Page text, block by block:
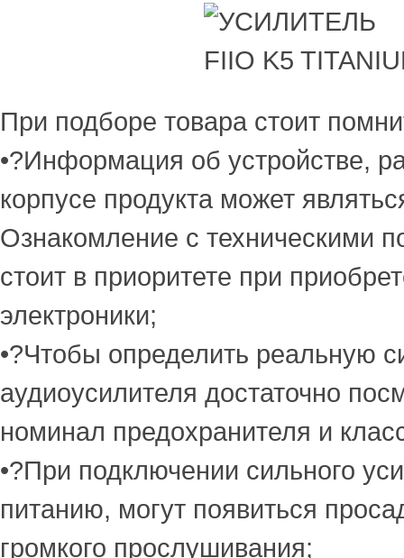
При подборе товара стоит
•?Информация об устройстве,
корпусе продукта может
Ознакомление с техническими
стоит в приоритете при
электроники;
•?Чтобы определить реальную
аудиоусилителя достаточно
номинал предохранителя и
•?При подключении сильного
питанию, могут появиться
громкого прослушивания;